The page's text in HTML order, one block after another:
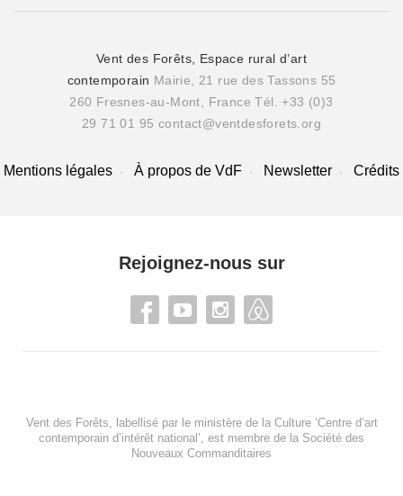
Vent des Forêts, Espace rural d’art
contemporain Mairie, 21 rue des Tassons 55
260 Fresnes-au-Mont, France Tél. +33 (0)3
29 71 01 95 contact@ventdesforets.org
Mentions légales À propos de VdF Newsletter Crédits
Rejoignez-nous sur
Vent des Forêts, labellisé par le ministère de la Culture ‘Centre d’art
contemporain d’intérêt national’, est membre de la Société des
Nouveaux Commanditaires